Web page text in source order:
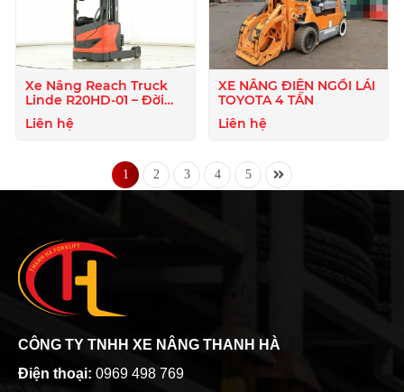
Xe Nâng Reach Truck
Linde R20HD-01 – Đời
2021, Công Nghệ Đỉnh
Cao
Liên hệ
XE NÂNG ĐIỆN NGỒI LÁI
TOYOTA 4 TẤN
Liên hệ
1 2 3 4 5
CÔNG TY TNHH XE NÂNG THANH HÀ
Điện thoại: 0969 498 769